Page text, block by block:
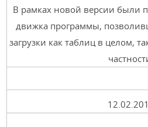
В рамках новой версии были
движка программы,
загрузки как таблиц в целом,